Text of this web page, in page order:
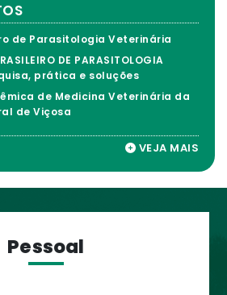
de Parasitologia Veterinária
DE PARASITOLOGIA
prática e soluções
de Medicina Veterinária da
de Viçosa
VEJA MAIS
Pessoal